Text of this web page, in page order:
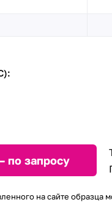
по запросу
на сайте образца